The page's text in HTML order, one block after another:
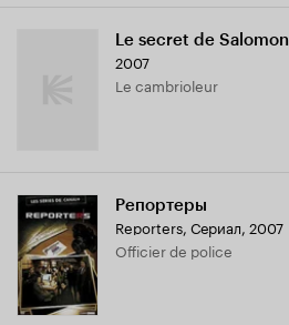
Le secret de Salomon
2007
Le cambrioleur
Репортеры
Reporters, Сериал, 2007
Officier de police